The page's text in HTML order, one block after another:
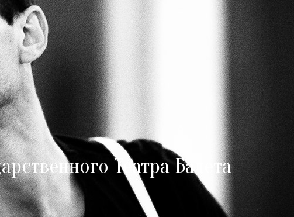
Театра Балета